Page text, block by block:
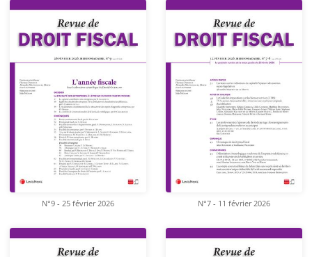
N°9 - 25 février 2026 N°7 - 11 février 2026